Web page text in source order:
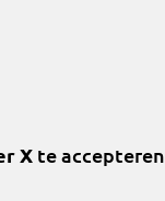
Xte accepteren